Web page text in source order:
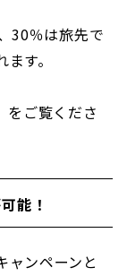
30％は旅先で
す。
をご覧くださ
能！
ンペーンと